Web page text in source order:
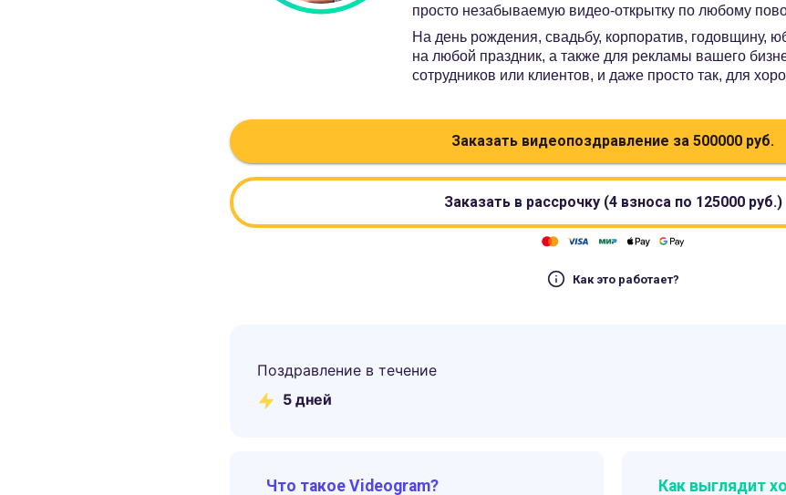
просто незабываемую видео-открытку по любому
На день рождения, свадьбу, корпоратив, годовщину,
на любой праздник, а также для рекламы вашего
сотрудников или клиентов, и даже просто так, для
Заказать видеопоздравление за 500000 руб.
Заказать в рассрочку (4 взноса по 125000руб.)
Как это работает?
Поздравление в течение
5 дней
Что такое Videogram? Как выглядит